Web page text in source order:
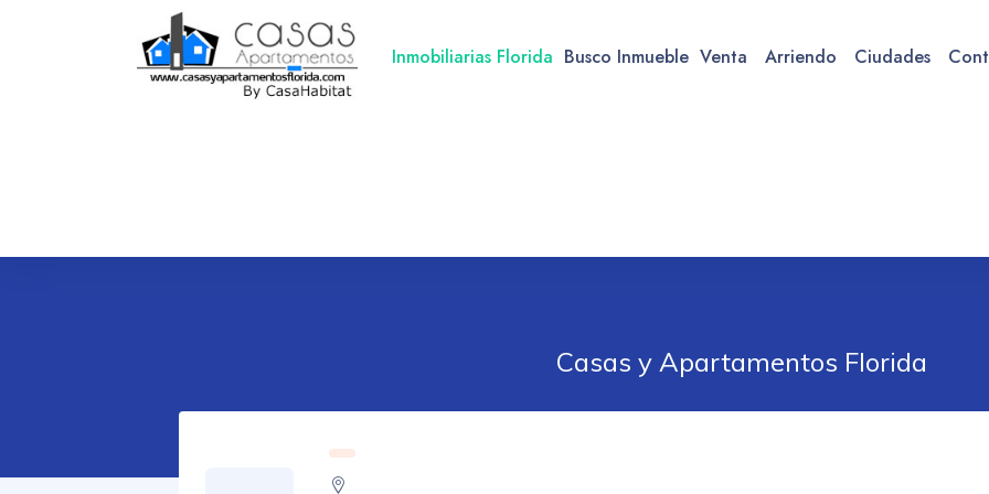
Inmobiliarias Florida Busco Inmueble Venta Arriendo Ciudades
Casas y Apartamentos Florida